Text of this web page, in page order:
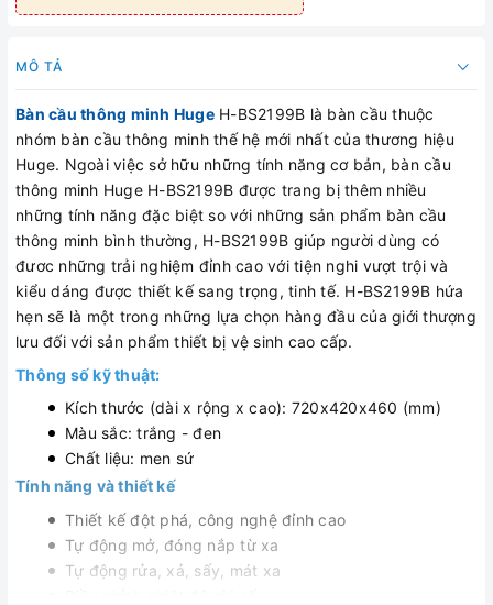
MÔ TẢ
Bàn cầu thông minh HugeH-BS2199B là bàn cầu thuộc
nhóm bàn cầu thông minh thế hệ mới nhất của thương hiệu
Huge. Ngoài việc sở hữu những tính năng cơ bản, bàn cầu
thông minh Huge H-BS2199B được trang bị thêm nhiều
những tính năng đặc biệt so với những sản phẩm bàn cầu
thông minh bình thường, H-BS2199B giúp người dùng có
đươc những trải nghiệm đỉnh cao với tiện nghi vượt trội và
kiểu dáng được thiết kế sang trọng, tinh tế. H-BS2199B hứa
hẹn sẽ là một trong những lựa chọn hàng đầu của giới thượng
lưu đối với sản phẩm thiết bị vệ sinh cao cấp.
Thông số kỹ thuật:
Kích thước (dài x rộng x cao): 720x420x460 (mm)
Màu sắc: trắng - đen
Chất liệu: men sứ
Tính năng và thiết kế
Thiết kế đột phá, công nghệ đỉnh cao
Tự động mở, đóng nắp từ xa
Tự động rửa, xả, sấy, mát xa